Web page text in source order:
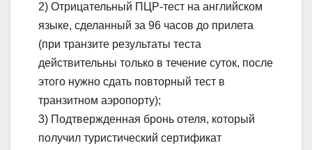
2) Отрицательный ПЦР-тест на английском
языке, сделанный за 96 часов до прилета
(при транзите результаты теста
действительны только в течение суток, после
этого нужно сдать повторный тест в
транзитном аэропорту);
3) Подтвержденная бронь отеля, который
получил туристический сертификат